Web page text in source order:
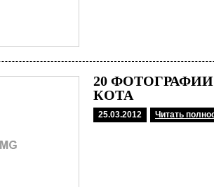
20
КОТА
25.03.2012 Читать